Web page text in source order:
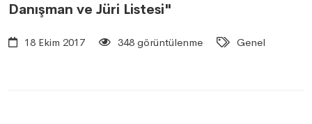
Danışman ve Jüri Listesi"
18 Ekim 2017 348 görüntülenme Genel